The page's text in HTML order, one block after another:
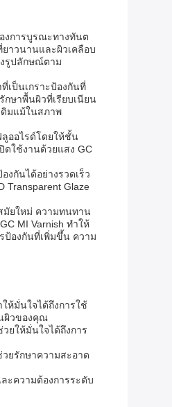
งการบูรณะทางทันต
าวนานและผิวเคลือบ
งรูปลักษณ์ตาม
เป็นเกราะป้องกันที่
ษาพื้นผิวที่เรียบเนียน
มแม้ในสภาพ
ออไรด์โดยให้ชั้น
ใช้งานด้วยแสง GC
กันได้อย่างรวดเร็ว
Glaze
มัยใหม่ ความทนทาน
MI Varnish ทำให้
ป้องกันที่เพิ่มขึ้น ความ
ห้มั่นใจได้ถึงการใช้
ผิวของคุณ
ยให้มั่นใจได้ถึงการ
ยรักษาความสะอาด
ะความต้องการระดับ